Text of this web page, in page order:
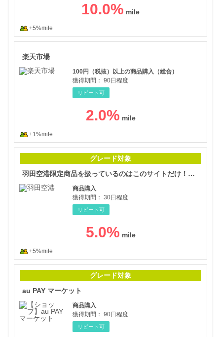
10.0%
+5%mile
楽天市場
100円（税抜）以上の商品購入（総合）
獲得期間： 90日程度
リピート可
2.0%
+1%mile
グレード対象
羽田空港限定商品を扱っているのはこのサイトだけ！【羽田空港公式通販サイト】
商品購入
獲得期間： 30日程度
リピート可
5.0%
+5%mile
グレード対象
au PAY マーケット
商品購入
獲得期間： 90日程度
リピート可